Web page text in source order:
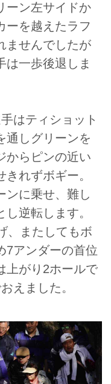
ーン左サイドか
ーを越えたラフ
ませんでしたが
は一歩後退しま
はティショット
通しグリーンを
からピンの近い
れずボギー。
ンに乗せ、難し
逆転します。
、またしてもボ
7アンダーの首位
上がり2ホールで
えました。